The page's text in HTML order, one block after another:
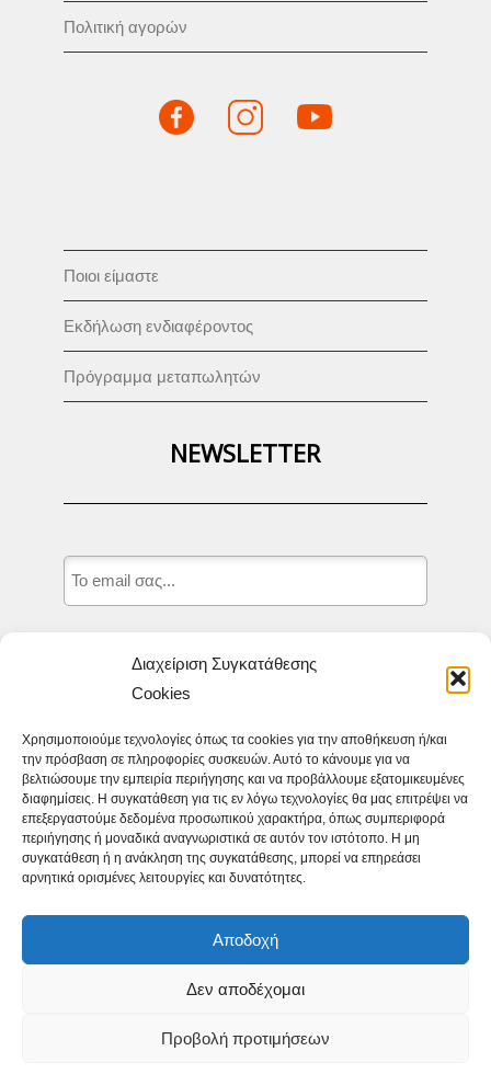
Διαχείριση Συγκατάθεσης
Cookies
Χρησιμοποιούμε τεχνολογίες όπως τα cookies για την αποθήκευση ή/και
την πρόσβαση σε πληροφορίες συσκευών. Αυτό το κάνουμε για να
βελτιώσουμε την εμπειρία περιήγησης και να προβάλλουμε εξατομικευμένες
διαφημίσεις. Η συγκατάθεση για τις εν λόγω τεχνολογίες θα μας επιτρέψει να
επεξεργαστούμε δεδομένα προσωπικού χαρακτήρα, όπως συμπεριφορά
περιήγησης ή μοναδικά αναγνωριστικά σε αυτόν τον ιστότοπο. Η μη
συγκατάθεση ή η ανάκληση της συγκατάθεσης, μπορεί να επηρεάσει
αρνητικά ορισμένες λειτουργίες και δυνατότητες.
Αποδοχή
Δεν αποδέχομαι
Προβολή προτιμήσεων
Πολιτική αγορών
Ποιοι είμαστε
Εκδήλωση ενδιαφέροντος
Πρόγραμμα μεταπωλητών
NEWSLETTER
προκειμένου να λαμβάνω τα νέα και τις
προσφορές της Ιστοσελίδας appit.gr και
δηλώνω ότι αποδέχομαι τουςΌρους
Χρήσης.*
Copyright © 2013 - 2026 |Useappility IKE